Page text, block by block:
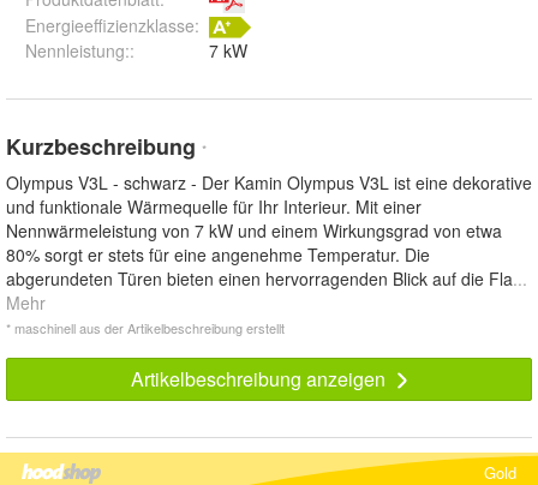
Energieeffizienzklasse:
Nennleistung:: 7 kW
Kurzbeschreibung *
Olympus V3L - schwarz - Der Kamin Olympus V3L ist eine dekorative
und funktionale Wärmequelle für Ihr Interieur. Mit einer
Nennwärmeleistung von 7 kW und einem Wirkungsgrad von etwa
80% sorgt er stets für eine angenehme Temperatur. Die
abgerundeten Türen bieten einen hervorragenden Blick auf die Fla...
Mehr
* maschinell aus der Artikelbeschreibung erstellt
Artikelbeschreibung anzeigen
Gold